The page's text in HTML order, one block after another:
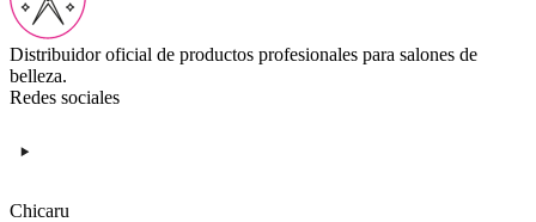
Distribuidor oficial de productos profesionales para salones de
belleza.
Redes sociales
Chicaru